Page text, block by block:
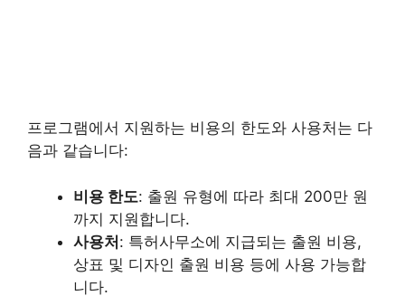
프로그램에서 지원하는 비용의 한도와 사용처는 다
음과 같습니다:
비용 한도: 출원 유형에 따라 최대 200만 원
까지 지원합니다.
사용처: 특허사무소에 지급되는 출원 비용,
상표 및 디자인 출원 비용 등에 사용 가능합
니다.